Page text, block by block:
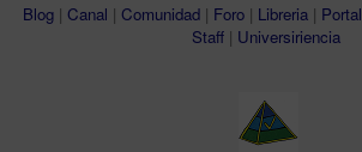
Blog | Canal | Comunidad | Foro | Libreria | Portal
Staff | Universiriencia